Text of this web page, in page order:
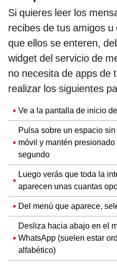
Si quieres leer los
recibes de tus amigos
que ellos se enteren,
widget del servicio de
no necesita de apps de
realizar los siguientes
Ve a la pantalla de inicio
Pulsa sobre un espacio
móvil y mantén
segundo
Luego verás que toda la
aparecen unas cuantas
Del menú que aparece,
Desliza hacia abajo en el
WhatsApp (suelen estar
alfabético)